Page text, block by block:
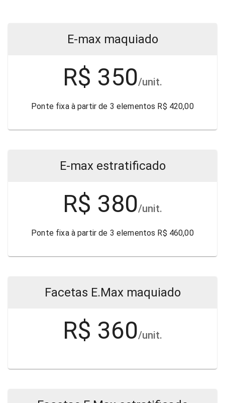
E-max maquiado
R$ 350/unit.
Ponte fixa à partir de 3 elementos R$ 420,00
E-max estratificado
R$ 380/unit.
Ponte fixa à partir de 3 elementos R$ 460,00
Facetas E.Max maquiado
R$ 360/unit.